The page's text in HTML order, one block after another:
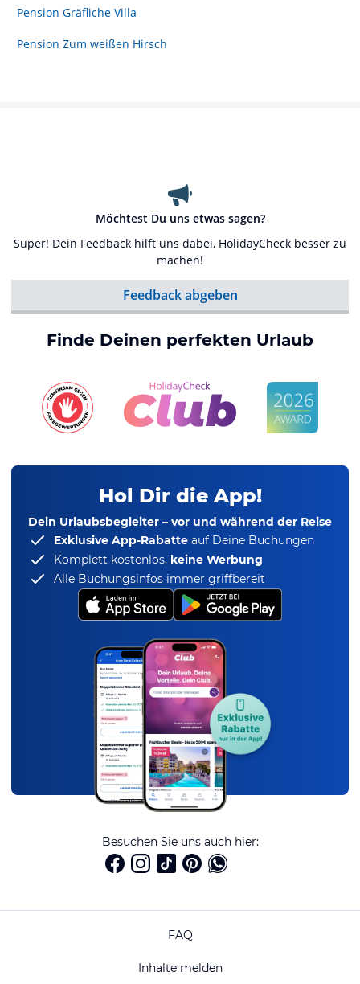
Pension Gräfliche Villa
Pension Zum weißen Hirsch
Möchtest Du uns etwas sagen?
Super! Dein Feedback hilft uns dabei, HolidayCheck besser zu
machen!
Feedback abgeben
Finde Deinen perfekten Urlaub
Hol Dir die App!
Dein Urlaubsbegleiter – vor und während der Reise
Exklusive App-Rabatte auf Deine Buchungen
Komplett kostenlos, keine Werbung
Alle Buchungsinfos immer griffbereit
Besuchen Sie uns auch hier:
FAQ
Inhalte melden